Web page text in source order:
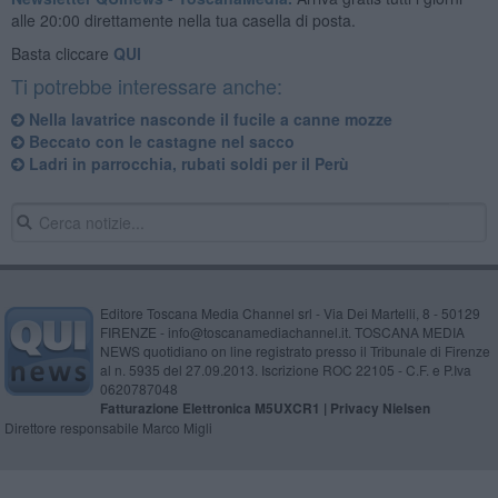
alle 20:00 direttamente nella tua casella di posta.
Basta cliccare QUI
Ti potrebbe interessare anche:
Nella lavatrice nasconde il fucile a canne mozze
Beccato con le castagne nel sacco
​Ladri in parrocchia, rubati soldi per il Perù
Editore Toscana Media Channel srl - Via Dei Martelli, 8 - 50129
FIRENZE - info@toscanamediachannel.it. TOSCANA MEDIA
NEWS quotidiano on line registrato presso il Tribunale di Firenze
al n. 5935 del 27.09.2013. Iscrizione ROC 22105 - C.F. e P.Iva
0620787048
Fatturazione Elettronica M5UXCR1 | Privacy Nielsen
Direttore responsabile Marco Migli